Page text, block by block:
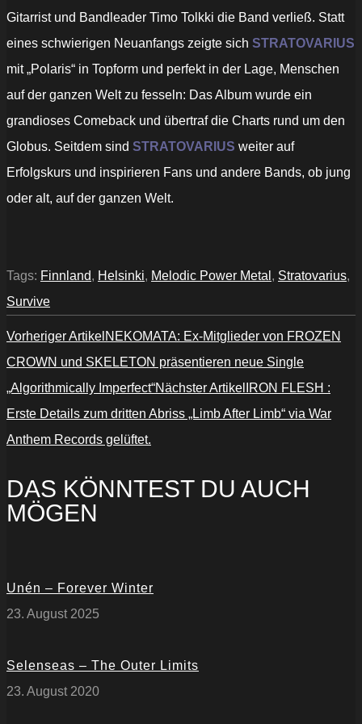
Gitarrist und Bandleader Timo Tolkki die Band verließ. Statt
eines schwierigen Neuanfangs zeigte sich STRATOVARIUS
mit „Polaris“ in Topform und perfekt in der Lage, Menschen
auf der ganzen Welt zu fesseln: Das Album wurde ein
grandioses Comeback und übertraf die Charts rund um den
Globus. Seitdem sind STRATOVARIUS weiter auf
Erfolgskurs und inspirieren Fans und andere Bands, ob jung
oder alt, auf der ganzen Welt.
Tags: Finnland, Helsinki, Melodic Power Metal , Stratovarius,
Survive
Vorheriger Artikel NEKOMATA: Ex-Mitglieder von FROZEN
CROWN und SKELETON präsentieren neue Single
„Algorithmically Imperfect“Nächster Artikel IRON FLESH :
Erste Details zum dritten Abriss „Limb After Limb“ via War
Anthem Records gelüftet.
DAS KÖNNTEST DU AUCH
MÖGEN
Unén – Forever Winter
23. August 2025
Selenseas – The Outer Limits
23. August 2020